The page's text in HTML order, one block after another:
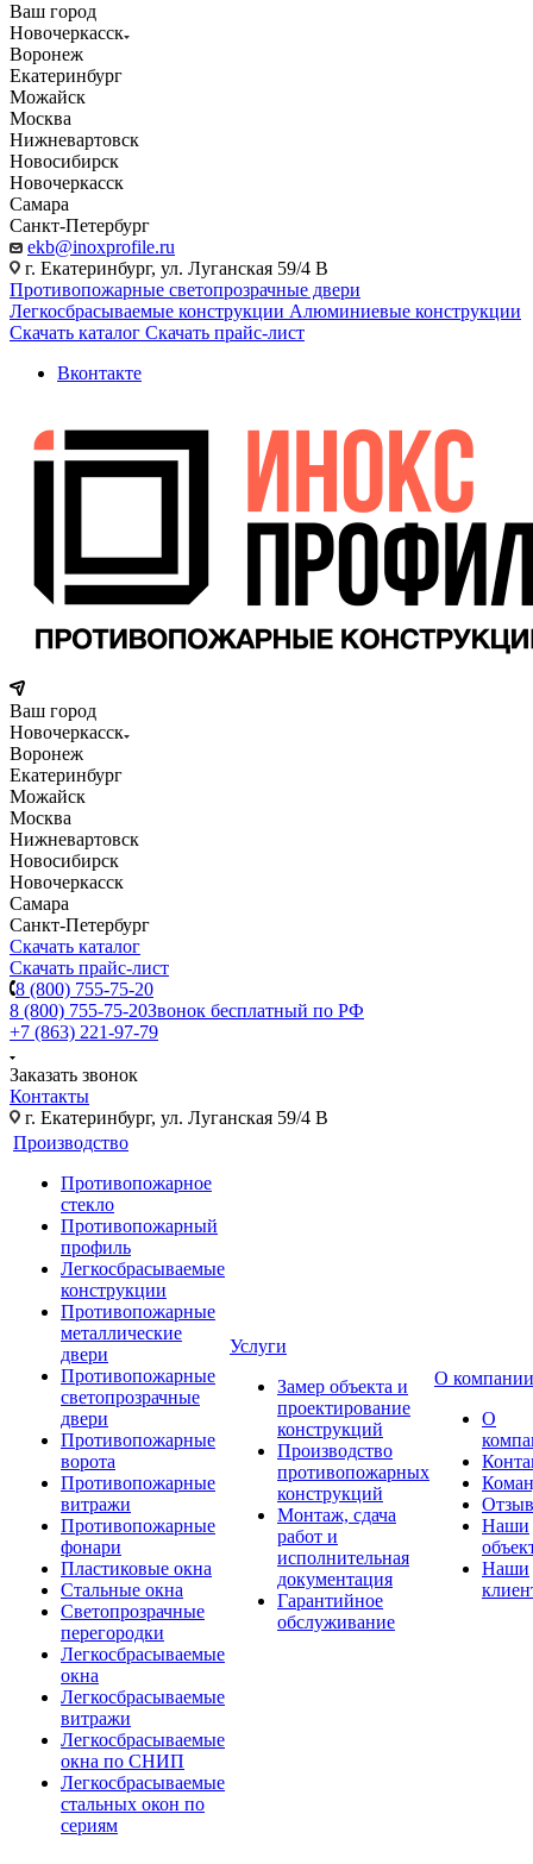
Ваш город
Новочеркасск
Воронеж
Екатеринбург
Можайск
Москва
Нижневартовск
Новосибирск
Новочеркасск
Самара
Санкт-Петербург
ekb@inoxprofile.ru
г. Екатеринбург, ул. Луганская 59/4 В
Противопожарные светопрозрачные двери
Легкосбрасываемые конструкции Алюминиевые конструкции
Скачать каталог Скачать прайс-лист
Вконтакте
Ваш город
Новочеркасск
Воронеж
Екатеринбург
Можайск
Москва
Нижневартовск
Новосибирск
Новочеркасск
Самара
Санкт-Петербург
Скачать каталог
Скачать прайс-лист
8 (800) 755-75-20
8 (800) 755-75-20Звонок бесплатный по РФ
+7 (863) 221-97-79
Заказать звонок
Контакты
г. Екатеринбург, ул. Луганская 59/4 В
Производство
Противопожарное
стекло
Противопожарный
профиль
Легкосбрасываемые
конструкции
Противопожарные
металлические
двери
Противопожарные
светопрозрачные
двери
Противопожарные
ворота
Противопожарные
витражи
Противопожарные
фонари
Пластиковые окна
Стальные окна
Светопрозрачные
перегородки
Легкосбрасываемые
окна
Легкосбрасываемые
витражи
Легкосбрасываемые
окна по СНИП
Легкосбрасываемые
стальных окон по
сериям
Услуги
Замер объекта и
проектирование
конструкций
Производство
противопожарных
конструкций
Монтаж, сдача
работ и
исполнительная
документация
Гарантийное
обслуживание
О компании
О
Наши
Наши